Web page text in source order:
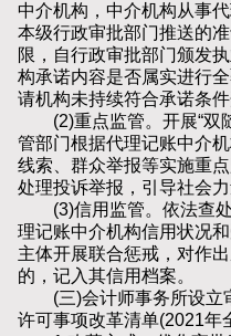
中介机构，中介机构从事
本级行政审批部门推送的
限，自行政审批部门颁发
构承诺内容是否属实进行
请机构未持续符合承诺条
(2)重点监管。开展“双
管部门根据代理记账中介
线索、群众举报等实施重
处理投诉举报，引导社会
(3)信用监管。依法查处
理记账中介机构信用状况
主体开展联合惩戒，对作
的，记入其信用档案。
(三)会计师事务所设立
许可事项改革清单(2021年